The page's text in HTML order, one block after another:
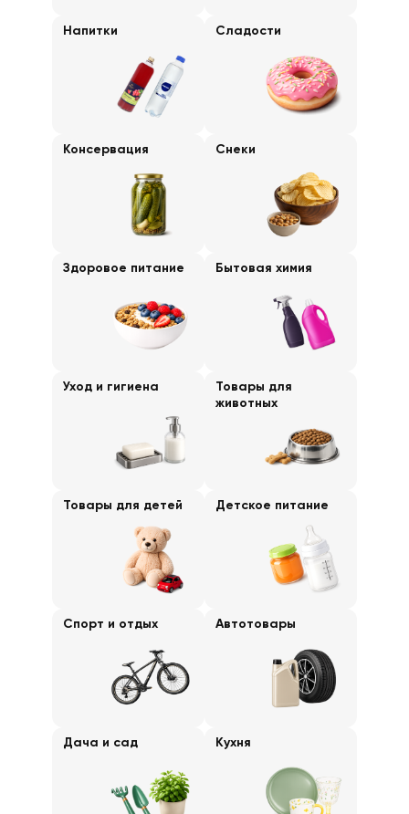
Напитки Сладости
Консервация Снеки
Здоровое питание Бытовая химия
Уход и гигиена
Товары для
животных
Товары для детей Детское питание
Спорт и отдых Автотовары
Дача и сад Кухня